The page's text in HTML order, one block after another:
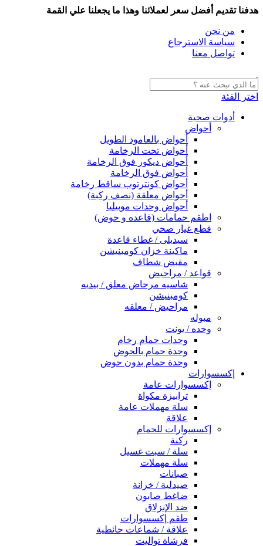
هدفنا تقديم أفضل سعر لعملائنا وهذا ما يجعلنا علي القمة
من نحن
سياسة الاسترجاع
تواصل معنا
اختر الفئة
أدوات صحية
أحواض
أحواض بالعامود الطويل
أحواض تحت الرخامة
أحواض ديكور فوق الرخامة
أحواض فوق الرخامة
أحواض كونترتوب ساقط رخامة
أحواض معلقة (نصف ركبة)
أحواض وحدات موبيليا
اطقم حمامات (قاعده و حوض)
قطع غيار صحي
سيديلى / غطاء قاعدة
ماكينة خزان كومبنيشن
مقبض شطاف
قواعد / مراحيض
شاسيه مرحاض معلق / بيديه
كومبنيشن
مراحيض / معلقه
مبوله
وحده / يونت
وحدات حمام رخام
وحدة حمام بالحوض
وحدة حمام بدون حوض
إكسسوارات
إكسسوارات عامة
ترابيزة مكواة
سلة مهملات عامة
علاقة
إكسسوارات للحمام
ركنة
سلة / سبت غسيل
سلة مهملات
صبانات
صيدلية / خزانة
ضاغط صابون
ضد الإنزلاق
طقم إكسسوارات
علاقة / شماعات حائطية
فرشاة تواليت